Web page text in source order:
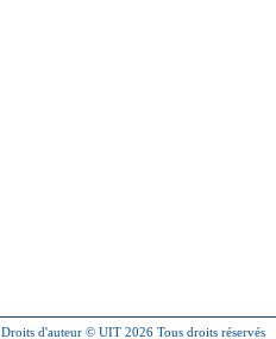
Droits d'auteur © UIT 2026 Tous droits réservés